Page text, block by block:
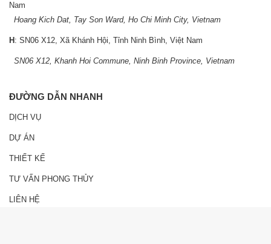
Nam
Hoang Kich Dat, Tay Son Ward, Ho Chi Minh City, Vietnam
H : SN06 X12, Xã Khánh Hội, Tỉnh Ninh Bình, Việt Nam
SN06 X12, Khanh Hoi Commune, Ninh Binh Province, Vietnam
ĐƯỜNG DẪN NHANH
DỊCH VỤ
DỰ ÁN
THIẾT KẾ
TƯ VẤN PHONG THỦY
LIÊN HỆ